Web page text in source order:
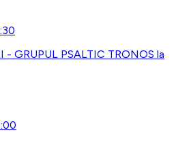
- GRUPUL PSALTIC TRONOS la